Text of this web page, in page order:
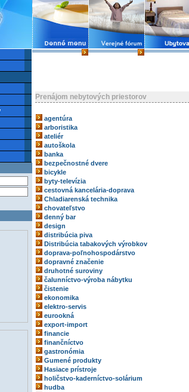
Prenájom nebytových priestorov
agentúra
arboristika
ateliér
autoškola
banka
bezpečnostné dvere
bicykle
byty-televízia
cestovná kancelária-doprava
Chladiarenská technika
chovateľstvo
denný bar
design
distribúcia piva
Distribúcia tabakových výrobkov
doprava-poľnohospodárstvo
dopravné značenie
druhotné suroviny
čalunníctvo-výroba nábytku
čistenie
ekonomika
elektro-servis
eurookná
export-import
financie
finančníctvo
gastronómia
Gumené produkty
Hasiace prístroje
holičstvo-kaderníctvo-solárium
hudba